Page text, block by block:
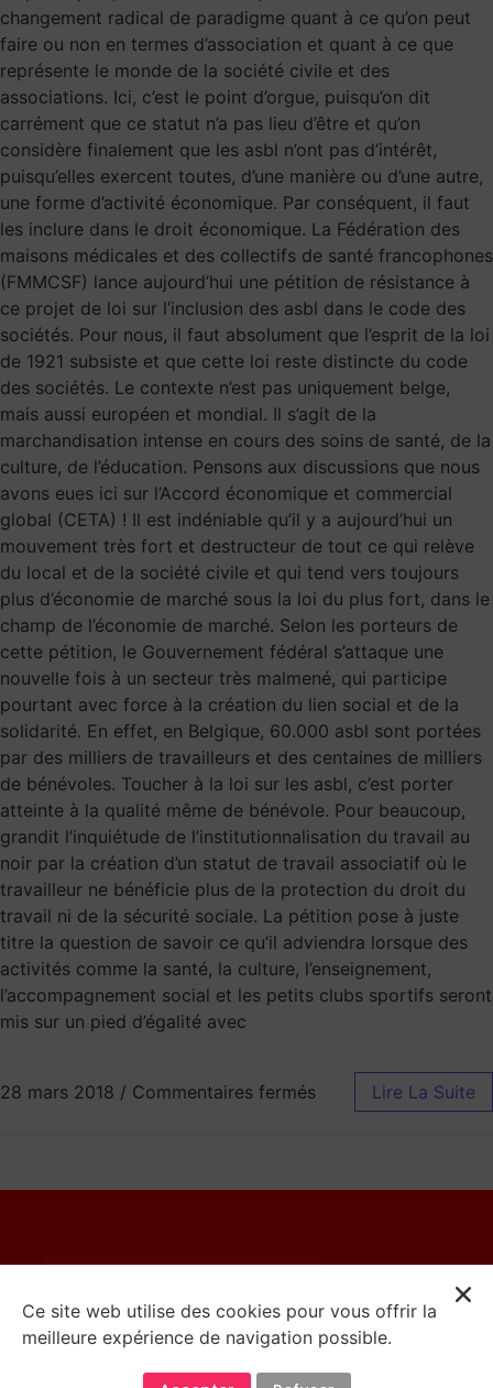
changement radical de paradigme quant à ce qu’on peut
faire ou non en termes d’association et quant à ce que
représente le monde de la société civile et des
associations. Ici, c’est le point d’orgue, puisqu’on dit
carrément que ce statut n’a pas lieu d’être et qu’on
considère finalement que les asbl n’ont pas d’intérêt,
puisqu’elles exercent toutes, d’une manière ou d’une autre,
une forme d’activité économique. Par conséquent, il faut
les inclure dans le droit économique. La Fédération des
maisons médicales et des collectifs de santé francophones
(FMMCSF) lance aujourd’hui une pétition de résistance à
ce projet de loi sur l’inclusion des asbl dans le code des
sociétés. Pour nous, il faut absolument que l’esprit de la loi
de 1921 subsiste et que cette loi reste distincte du code
des sociétés. Le contexte n’est pas uniquement belge,
mais aussi européen et mondial. Il s’agit de la
marchandisation intense en cours des soins de santé, de la
culture, de l’éducation. Pensons aux discussions que nous
avons eues ici sur l’Accord économique et commercial
global (CETA) ! Il est indéniable qu’il y a aujourd’hui un
mouvement très fort et destructeur de tout ce qui relève
du local et de la société civile et qui tend vers toujours
plus d’économie de marché sous la loi du plus fort, dans le
champ de l’économie de marché. Selon les porteurs de
cette pétition, le Gouvernement fédéral s’attaque une
nouvelle fois à un secteur très malmené, qui participe
pourtant avec force à la création du lien social et de la
solidarité. En effet, en Belgique, 60.000 asbl sont portées
par des milliers de travailleurs et des centaines de milliers
de bénévoles. Toucher à la loi sur les asbl, c’est porter
atteinte à la qualité même de bénévole. Pour beaucoup,
grandit l’inquiétude de l’institutionnalisation du travail au
noir par la création d’un statut de travail associatif où le
travailleur ne bénéficie plus de la protection du droit du
travail ni de la sécurité sociale. La pétition pose à juste
titre la question de savoir ce qu’il adviendra lorsque des
activités comme la santé, la culture, l’enseignement,
l’accompagnement social et les petits clubs sportifs seront
mis sur un pied d’égalité avec
28 mars 2018 / Commentaires fermés Lire La Suite
Mentions Légales
Ce site web utilise des cookies pour vous offrir la
meilleure expérience de navigation possible.